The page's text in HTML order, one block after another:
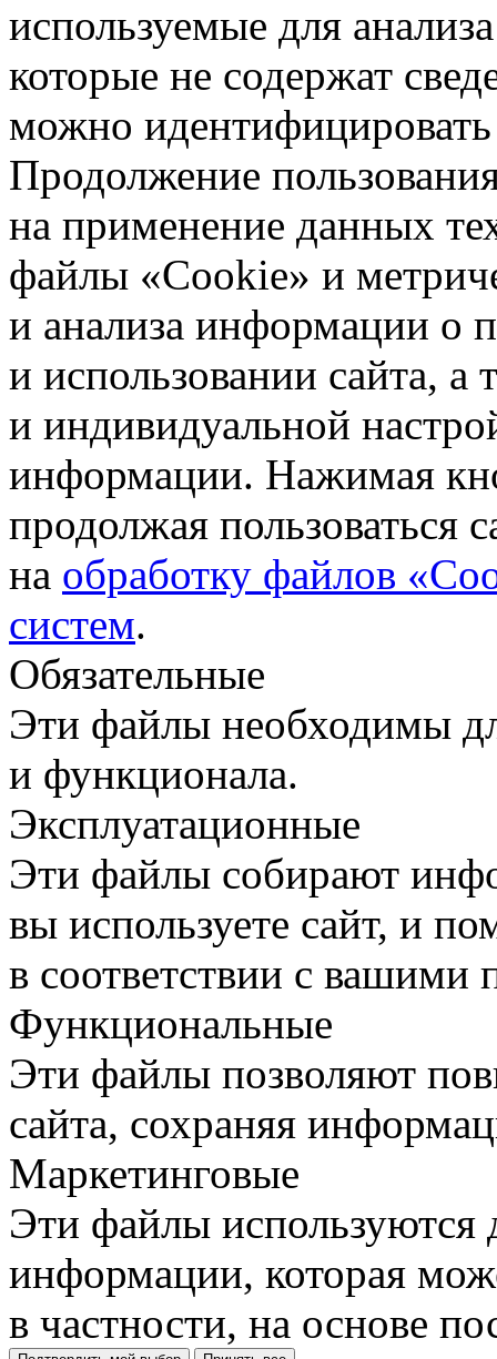
используемые для
которые не содержат
можно идентифицировать
Продолжение
на применение данных
файлы «Cookie» и
и анализа информации о
и использовании сайта,
и индивидуальной
информации. Нажимая
продолжая пользоваться
на обработку файлов
систем.
Обязательные
Эти файлы необходимы
и функционала.
Эксплуатационные
Эти файлы собирают
вы используете сайт, и
в соответствии с вашими
Функциональные
Эти файлы позволяют
сайта, сохраняя
Маркетинговые
Эти файлы используются
информации, которая
в частности, на основе